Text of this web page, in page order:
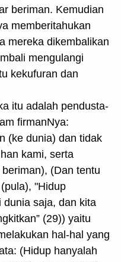
beriman. Kemudian
memberitahukan
mereka dikembalikan
mengulangi
kekufuran dan
itu adalah pendusta-
firmanNya:
(ke dunia) dan tidak
kami, serta
(Dan tentu
"Hidup
dunia saja, dan kita
(29)) yaitu
hal-hal yang
(Hidup hanyalah